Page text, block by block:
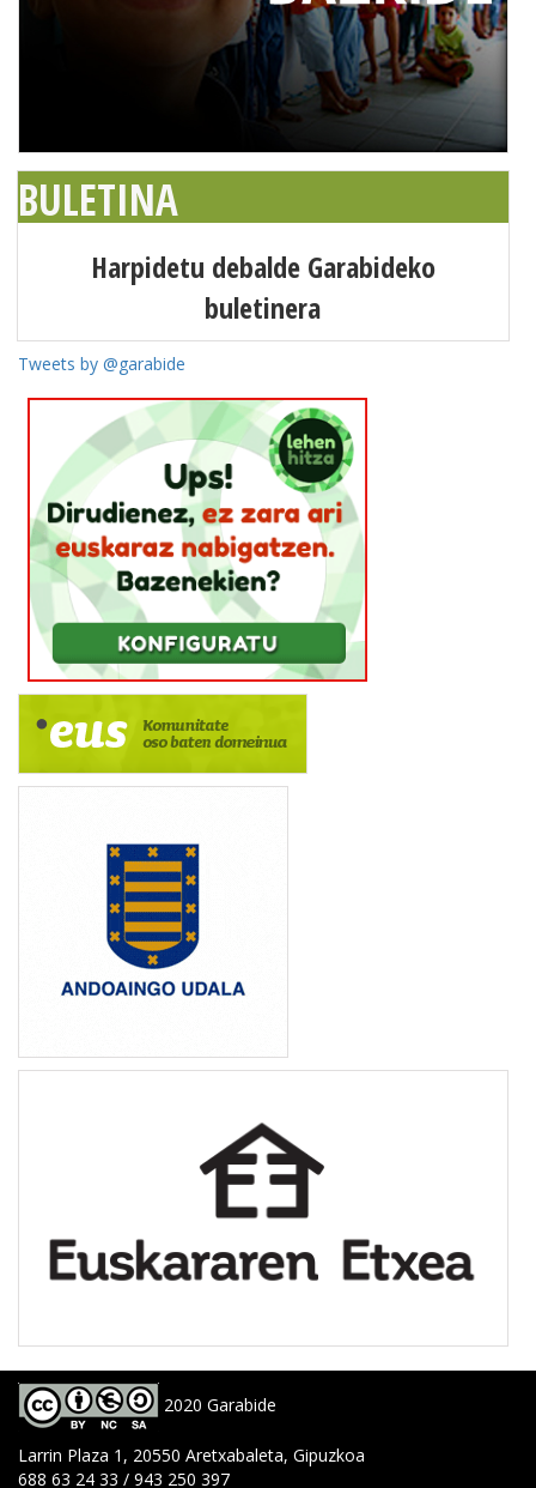
BULETINA
Harpidetu debalde Garabideko
buletinera
Tweets by @garabide
2020 Garabide
Larrin Plaza 1, 20550 Aretxabaleta, Gipuzkoa
688 63 24 33 / 943 250 397